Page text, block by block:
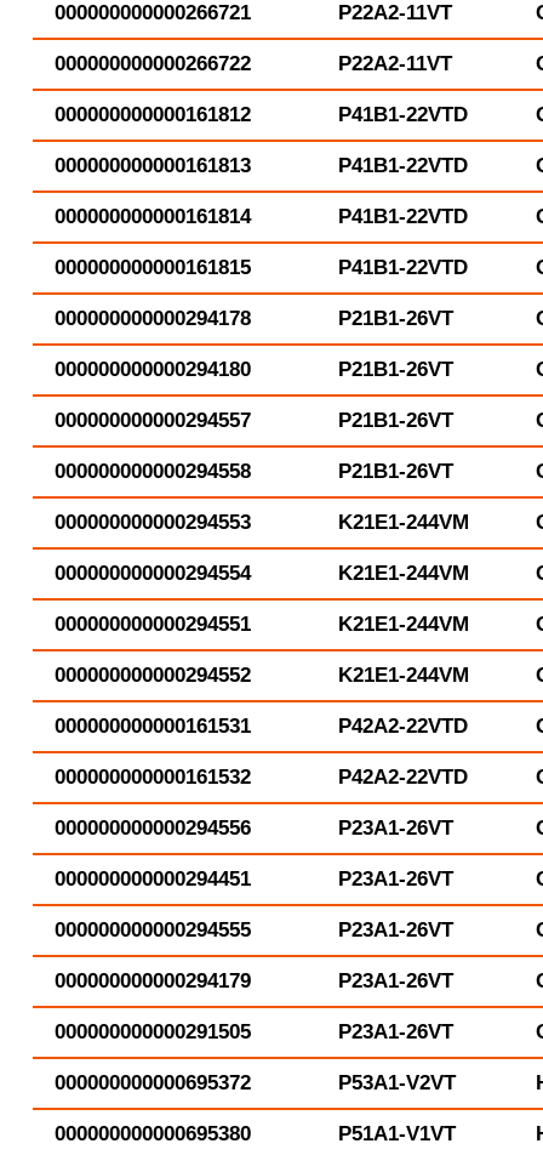
000000000000266721 P22A2-11VT
000000000000266722 P22A2-11VT
000000000000161812 P41B1-22VTD
000000000000161813 P41B1-22VTD
000000000000161814 P41B1-22VTD
000000000000161815 P41B1-22VTD
000000000000294178 P21B1-26VT
000000000000294180 P21B1-26VT
000000000000294557 P21B1-26VT
000000000000294558 P21B1-26VT
000000000000294553 K21E1-244VM
000000000000294554 K21E1-244VM
000000000000294551 K21E1-244VM
000000000000294552 K21E1-244VM
000000000000161531 P42A2-22VTD
000000000000161532 P42A2-22VTD
000000000000294556 P23A1-26VT
000000000000294451 P23A1-26VT
000000000000294555 P23A1-26VT
000000000000294179 P23A1-26VT
000000000000291505 P23A1-26VT
000000000000695372 P53A1-V2VT
000000000000695380 P51A1-V1VT